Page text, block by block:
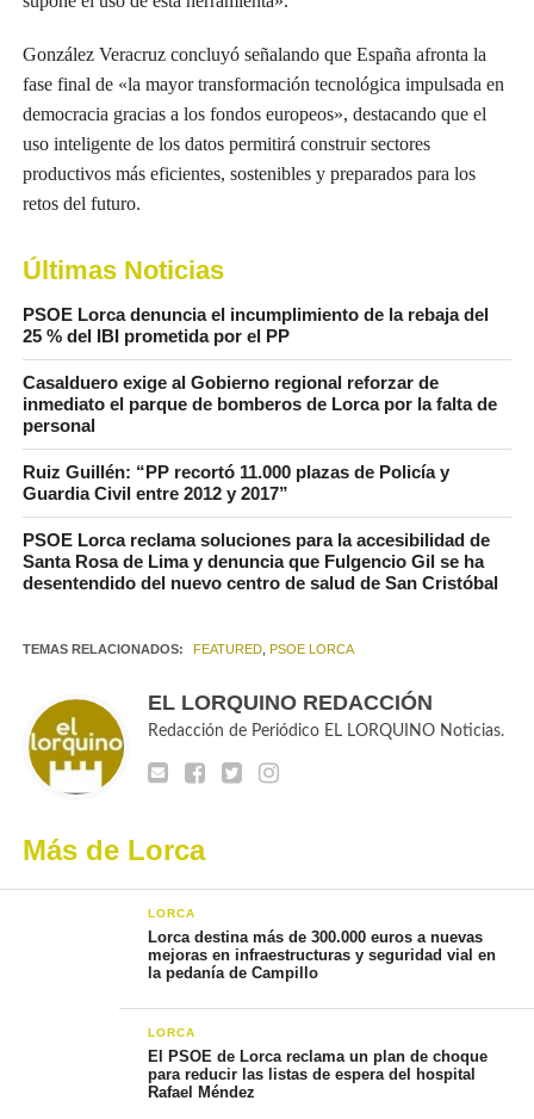
González Veracruz concluyó señalando que España afronta la
fase final de «la mayor transformación tecnológica impulsada en
democracia gracias a los fondos europeos», destacando que el
uso inteligente de los datos permitirá construir sectores
productivos más eficientes, sostenibles y preparados para los
retos del futuro.
Últimas Noticias
PSOE Lorca denuncia el incumplimiento de la rebaja del
25 % del IBI prometida por el PP
Casalduero exige al Gobierno regional reforzar de
inmediato el parque de bomberos de Lorca por la falta de
personal
Ruiz Guillén: “PP recortó 11.000 plazas de Policía y
Guardia Civil entre 2012 y 2017”
PSOE Lorca reclama soluciones para la accesibilidad de
Santa Rosa de Lima y denuncia que Fulgencio Gil se ha
desentendido del nuevo centro de salud de San Cristóbal
TEMAS RELACIONADOS: FEATURED, PSOE LORCA
EL LORQUINO REDACCIÓN
Redacción de Periódico EL LORQUINO Noticias.
Más de Lorca
LORCA
Lorca destina más de 300.000 euros a nuevas
mejoras en infraestructuras y seguridad vial en
la pedanía de Campillo
LORCA
El PSOE de Lorca reclama un plan de choque
para reducir las listas de espera del hospital
Rafael Méndez